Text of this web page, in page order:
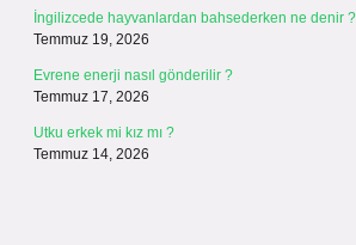
İngilizcede hayvanlardan bahsederken ne denir ?
Temmuz 19, 2026
Evrene enerji nasıl gönderilir ?
Temmuz 17, 2026
Utku erkek mi kız mı ?
Temmuz 14, 2026